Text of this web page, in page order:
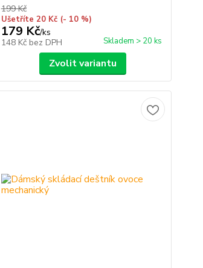
199 Kč
Ušetříte 20 Kč (- 10 %)
179 Kč/ks
148 Kč bez DPH Skladem > 20 ks
Zvolit variantu